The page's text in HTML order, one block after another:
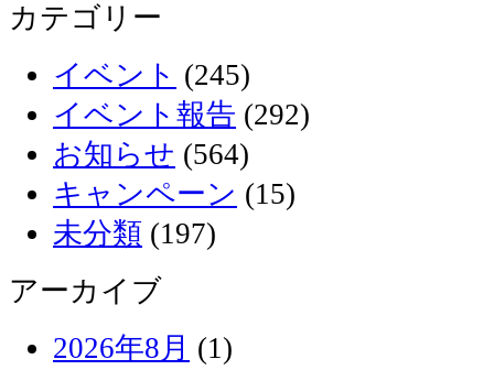
カテゴリー
イベント (245)
イベント報告 (292)
お知らせ (564)
キャンペーン (15)
未分類 (197)
アーカイブ
2026年8月 (1)